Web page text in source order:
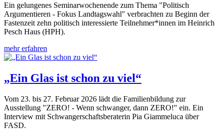
Ein gelungenes Seminarwochenende zum Thema "Politisch
Argumentieren - Fokus Landtagswahl" verbrachten zu Beginn der
Fastenzeit zehn politisch interessierte Teilnehmer*innen im Heinrich
Pesch Haus (HPH).
mehr erfahren
„Ein Glas ist schon zu viel“
Vom 23. bis 27. Februar 2026 lädt die Familienbildung zur
Ausstellung "ZERO! - Wenn schwanger, dann ZERO!" ein. Ein
Interview mit Schwangerschaftsberaterin Pia Giammeluca über
FASD.